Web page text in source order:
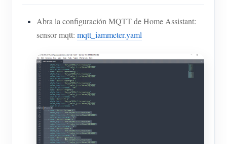
Abra la configuración MQTT de Home Assistant:
sensor mqtt: mqtt_iammeter.yaml